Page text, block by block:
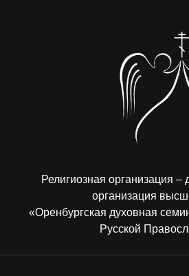
Религиозная организация –
организация
«Оренбургская духовная
Русской